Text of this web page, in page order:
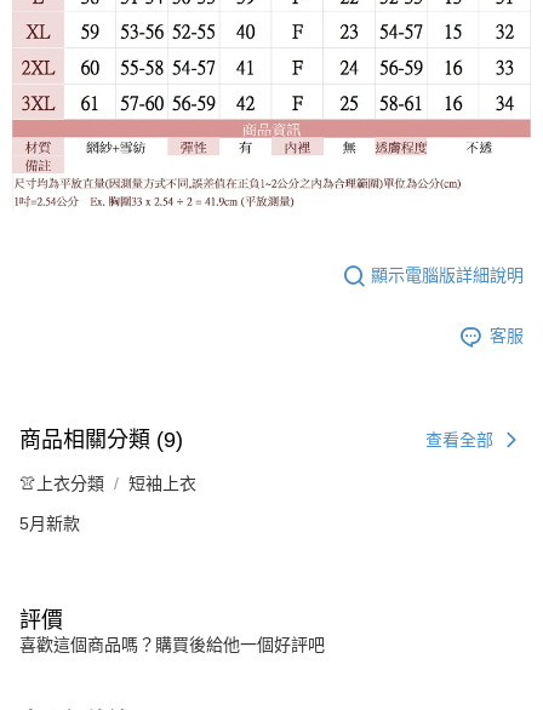
顯示電腦版詳細說明
客服
商品相關分類 (9) 查看全部
👚上衣分類 短袖上衣
5月新款
評價
喜歡這個商品嗎？購買後給他一個好評吧